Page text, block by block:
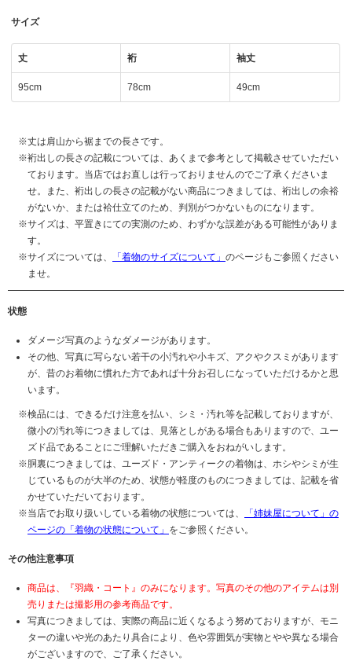
サイズ
丈 裄 袖丈
95cm 78cm 49cm
丈は肩山から裾までの長さです。
裄出しの長さの記載については、あくまで参考として掲載させていただい
ております。当店ではお直しは行っておりませんのでご了承くださいま
せ。また、裄出しの長さの記載がない商品につきましては、裄出しの余裕
がないか、または袷仕立てのため、判別がつかないものになります。
サイズは、平置きにての実測のため、わずかな誤差がある可能性がありま
す。
サイズについては、
「着物のサイズについて」 のページもご参照ください
ませ。
状態
ダメージ写真のようなダメージがあります。
その他、写真に写らない若干の小汚れや小キズ、アクやクスミがあります
が、昔のお着物に慣れた方であれば十分お召しになっていただけるかと思
います。
検品には、できるだけ注意を払い、シミ・汚れ等を記載しておりますが、
微小の汚れ等につきましては、見落としがある場合もありますので、ユー
ズド品であることにご理解いただきご購入をおねがいします。
胴裏につきましては、ユーズド・アンティークの着物は、ホシやシミが生
じているものが大半のため、状態が軽度のものにつきましては、記載を省
かせていただいております。
当店でお取り扱いしている着物の状態については、
「姉妹屋について」の
ページの「着物の状態について」 をご参照ください。
その他注意事項
商品は、『羽織・コート』のみになります。写真のその他のアイテムは別
売りまたは撮影用の参考商品です。
写真につきましては、実際の商品に近くなるよう努めておりますが、モニ
ターの違いや光のあたり具合により、色や雰囲気が実物とやや異なる場合
がございますので、ご了承ください。